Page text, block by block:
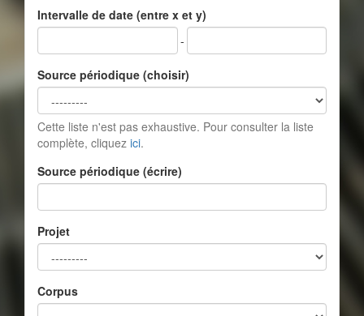
Intervalle de date (entre x et y)
-
Source périodique (choisir)
Cette liste n'est pas exhaustive. Pour consulter la liste
complète, cliquez ici.
Source périodique (écrire)
Projet
Corpus